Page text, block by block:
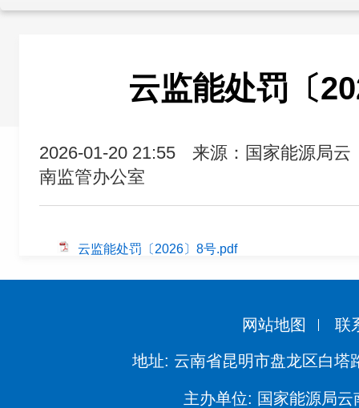
云监能处罚〔
2026-01-20 21:55
来源：国家能源局云
南监管办公室
云监能处罚〔2026〕8号.pdf
网站地图 联
地址: 云南省昆明市盘龙区白塔
主办单位: 国家能源局云